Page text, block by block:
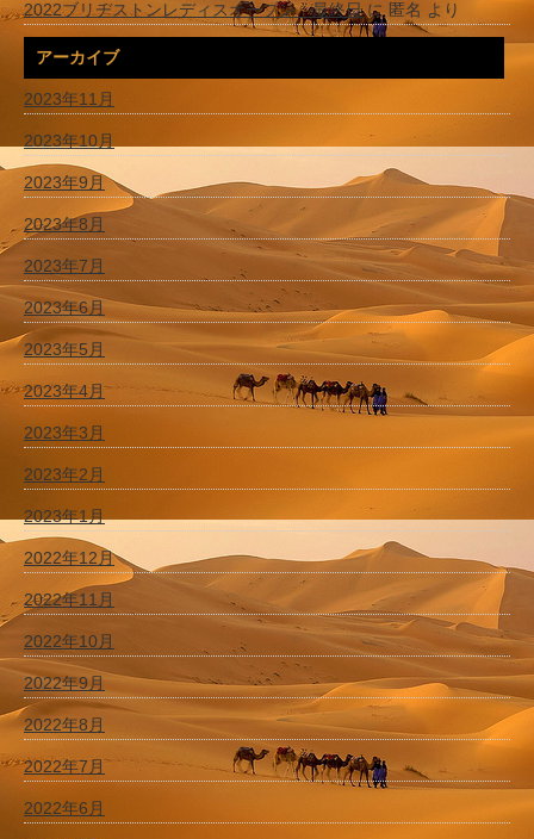
2022ブリヂストンレディスオープン 最終日に 匿名 より
アーカイブ
2023年11月
2023年10月
2023年9月
2023年8月
2023年7月
2023年6月
2023年5月
2023年4月
2023年3月
2023年2月
2023年1月
2022年12月
2022年11月
2022年10月
2022年9月
2022年8月
2022年7月
2022年6月